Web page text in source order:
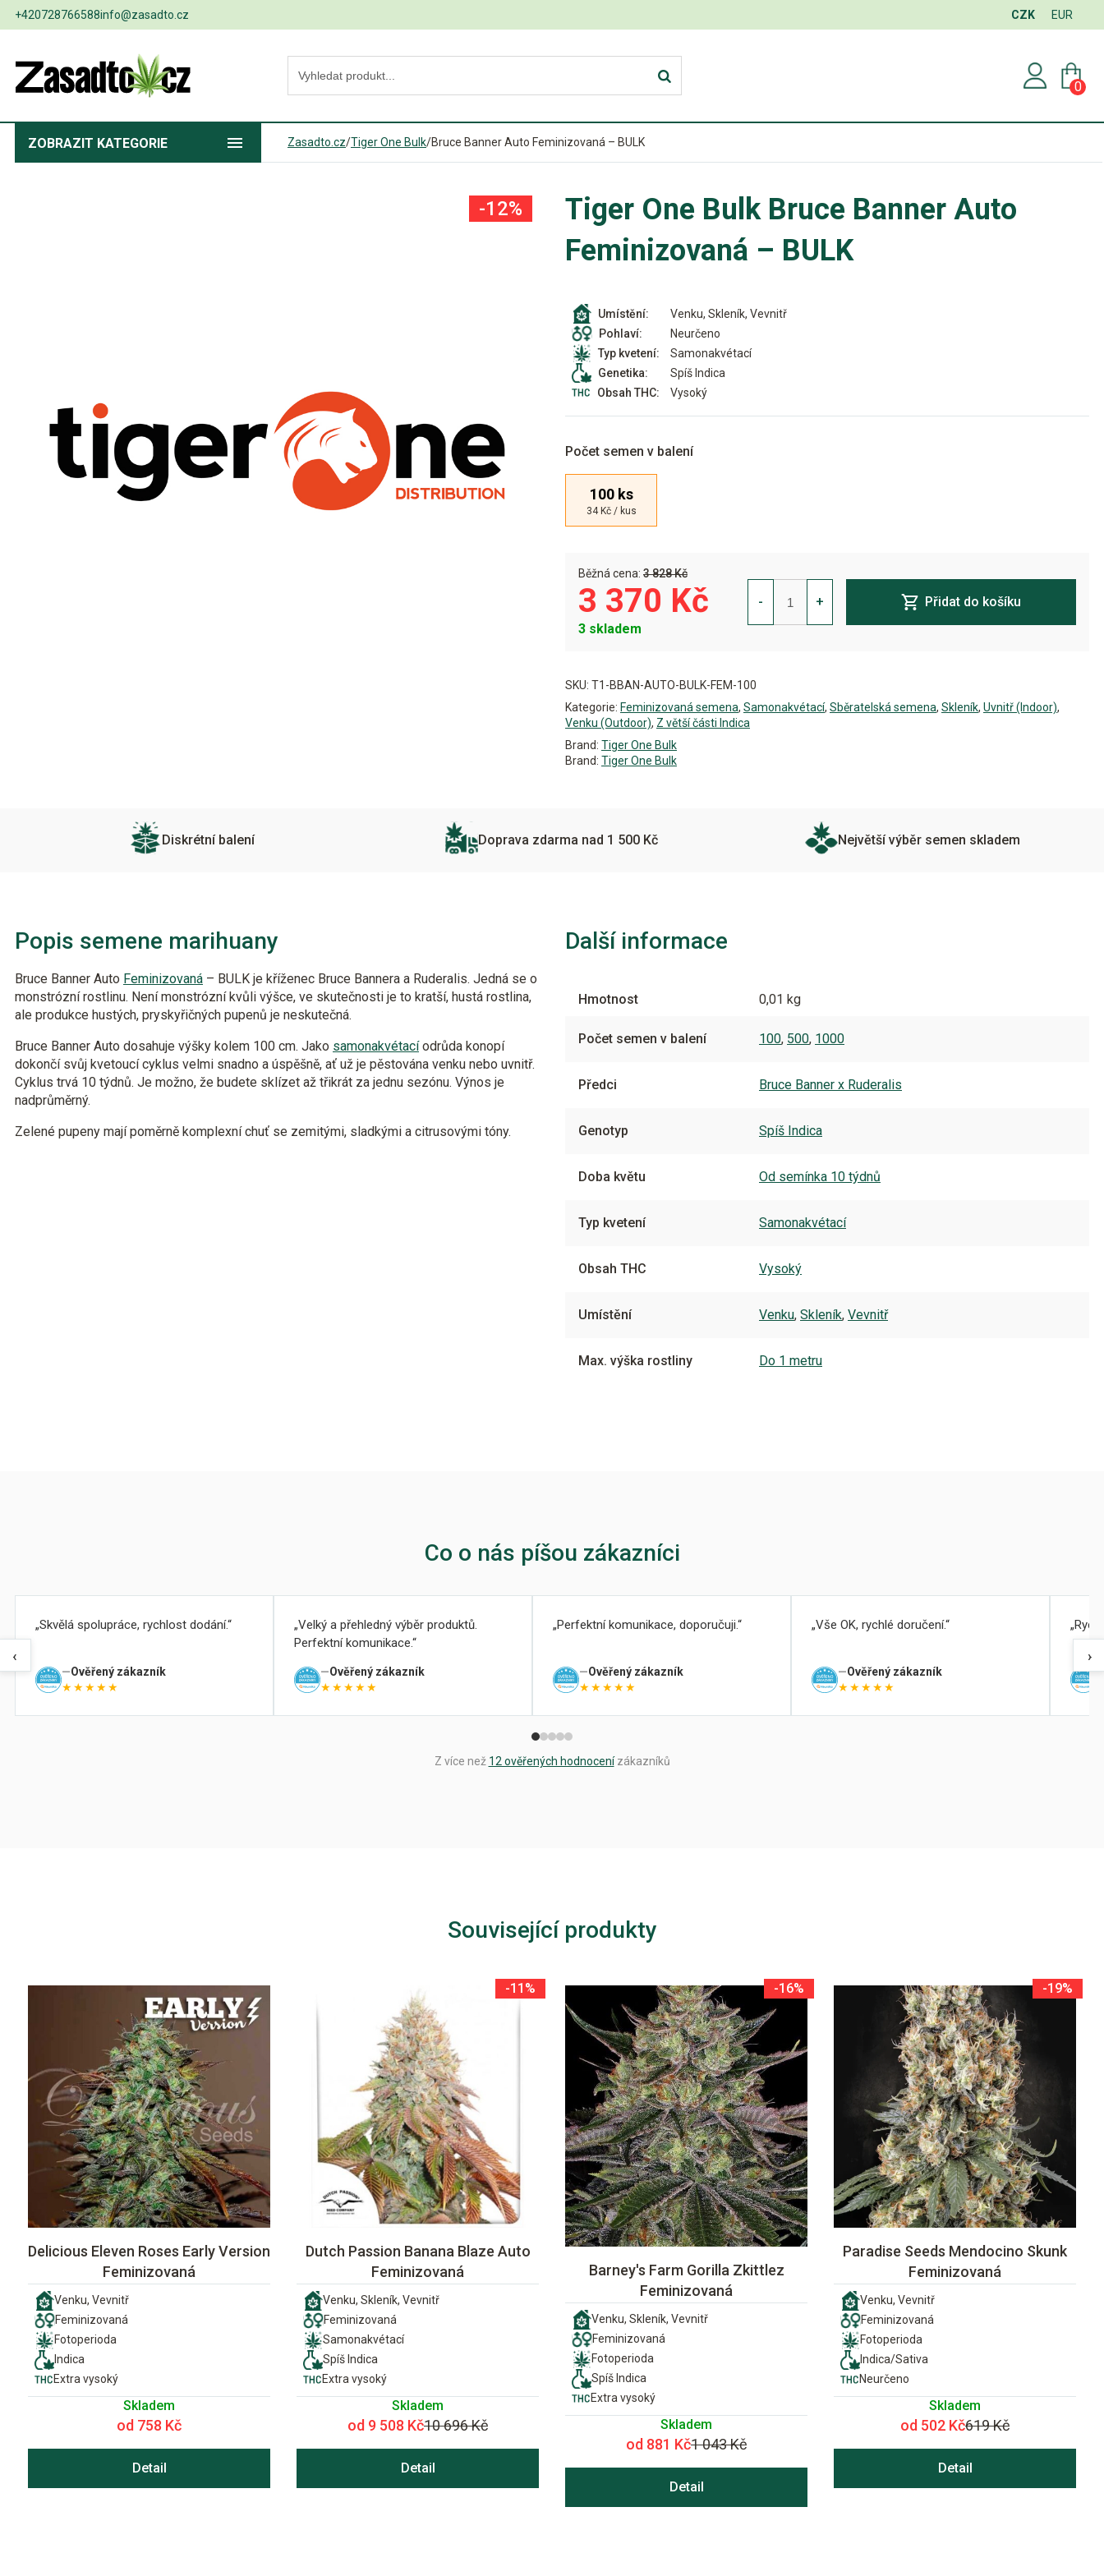
+420728766588info@zasadto.cz CZK EUR
0
ZOBRAZIT KATEGORIE Zasadto.cz/Tiger One Bulk/Bruce Banner Auto Feminizovaná – BULK
Tiger One Bulk Bruce Banner Auto
Feminizovaná – BULK
Umístění:
Venku, Skleník, Vevnitř
Pohlaví:
Neurčeno
Typ kvetení:
Samonakvétací
Genetika:
Spíš Indica
Obsah THC:
Vysoký
Počet semen v balení
100 ks
34 Kč / kus
Běžná cena: 3 828 Kč
-12%
3 370 Kč
3 skladem
-
Bruce
Banner
Auto
Feminizovaná
+ Přidat do košíku
SKU: T1-BBAN-AUTO-BULK-FEM-100
Kategorie: Feminizovaná semena, Samonakvétací, Sběratelská semena, Skleník, Uvnitř (Indoor),
Venku (Outdoor), Z větší části Indica
Brand: Tiger One Bulk
Brand: Tiger One Bulk
Diskrétní balení Doprava zdarma nad 1 500 Kč Největší výběr semen skladem
Popis semene marihuany
Bruce Banner Auto Feminizovaná – BULK je kříženec Bruce Bannera a Ruderalis. Jedná se o
monstrózní rostlinu. Není monstrózní kvůli výšce, ve skutečnosti je to kratší, hustá rostlina,
ale produkce hustých, pryskyřičných pupenů je neskutečná.
Bruce Banner Auto dosahuje výšky kolem 100 cm. Jako samonakvétacíodrůda konopí
dokončí svůj kvetoucí cyklus velmi snadno a úspěšně, ať už je pěstována venku nebo uvnitř.
Cyklus trvá 10 týdnů. Je možno, že budete sklízet až třikrát za jednu sezónu. Výnos je
nadprůměrný.
Zelené pupeny mají poměrně komplexní chuť se zemitými, sladkými a citrusovými tóny.
Další informace
Hmotnost 0,01 kg
Počet semen v balení 100, 500, 1000
Předci Bruce Banner x Ruderalis
Genotyp Spíš Indica
Doba květu Od semínka 10 týdnů
Typ kvetení Samonakvétací
Obsah THC Vysoký
Umístění Venku, Skleník, Vevnitř
Max. výška rostliny Do 1 metru
Co o nás píšou zákazníci
‹
Skvělá spolupráce, rychlost dodání.
Ověřený zákazník
★★★★★
Velký a přehledný výběr produktů.
Perfektní komunikace.
Ověřený zákazník
★★★★★
Perfektní komunikace, doporučuji.
Ověřený zákazník
★★★★★
Vše OK, rychlé doručení.
Ověřený zákazník
★★★★★
›
Z více než 12 ověřených hodnocenízákazníků
Související produkty
Delicious Eleven Roses Early Version
Feminizovaná
Venku, Vevnitř
Feminizovaná
Fotoperioda
Indica
Extra vysoký
Skladem
od 758 Kč
Detail
-11%
Dutch Passion Banana Blaze Auto
Feminizovaná
Venku, Skleník, Vevnitř
Feminizovaná
Samonakvétací
Spíš Indica
Extra vysoký
Skladem
od 9 508 Kč10 696 Kč
Detail
-16%
Barney's Farm Gorilla Zkittlez
Feminizovaná
Venku, Skleník, Vevnitř
Feminizovaná
Fotoperioda
Spíš Indica
Extra vysoký
Skladem
od 881 Kč1 043 Kč
Detail
-19%
Paradise Seeds Mendocino Skunk
Feminizovaná
Venku, Vevnitř
Feminizovaná
Fotoperioda
Indica/Sativa
Neurčeno
Skladem
od 502 Kč619 Kč
Detail